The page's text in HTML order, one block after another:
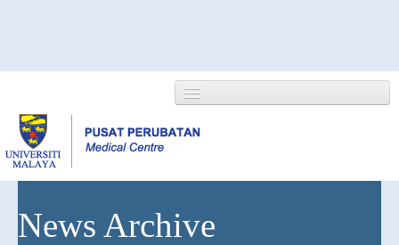
News Archive